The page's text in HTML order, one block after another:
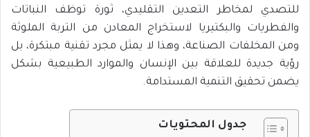
للتصدي لمخاطر التعدين التقليدي، ثورة توظف النباتات
والفطريات والبكتيريا لاستخراج المعادن من التربة الملوثة
ومن المخلفات الصناعة، وهذا لا يمثل مجرد تقنية مبتكرة، بل
رؤية جديدة للعلاقة بين الإنسان والموارد الطبيعية بشكل
يضمن تحقيق التنمية المستدامة.
جدول المحتويات